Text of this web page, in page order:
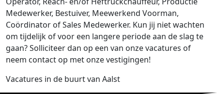
Medewerker, Bestuiver, Meewerkend Voorman,
Coördinator of Sales Medewerker. Kun jij niet wachten
om tijdelijk of voor een langere periode aan de slag te
gaan? Solliciteer dan op een van onze vacatures of
neem contact op met onze vestigingen!
Vacatures in de buurt van Aalst